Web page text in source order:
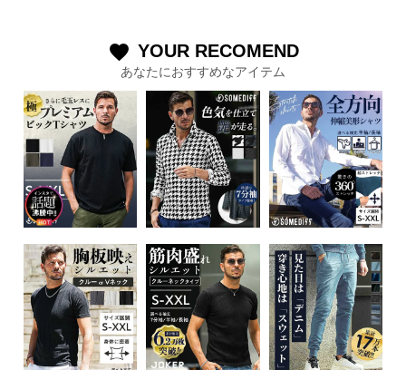
favorite YOUR RECOMEND
あなたにおすすめなアイテム